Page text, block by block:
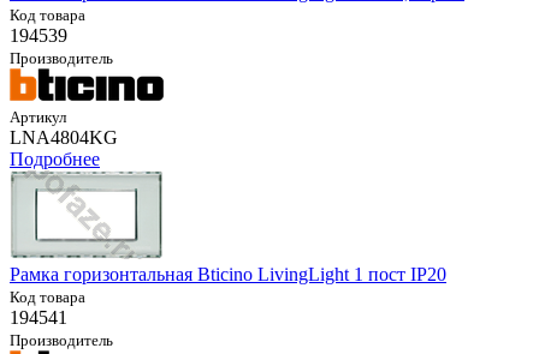
Код товара
194539
Производитель
Артикул
LNA4804KG
Подробнее
Рамка горизонтальная Bticino LivingLight 1 пост IP20
Код товара
194541
Производитель